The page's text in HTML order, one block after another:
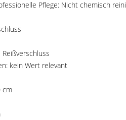
Pflege: Nicht chemisch
kein Wert relevant
cm